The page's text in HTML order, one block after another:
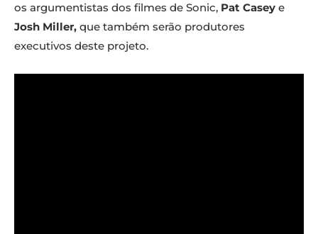
os argumentistas dos filmes de Sonic, Pat Casey e
Josh Miller, que também serão produtores
executivos deste projeto.